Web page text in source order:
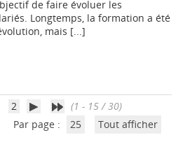
de faire évoluer les
Longtemps, la formation a été
mais [...]
2
(1 - 15 / 30)
Par page :
25 Tout afficher